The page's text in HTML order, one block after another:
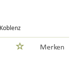
Merken